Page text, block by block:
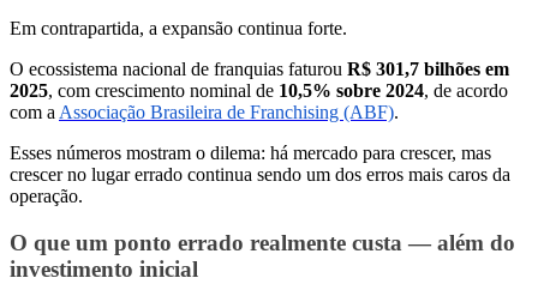
Em contrapartida, a expansão continua forte.
O ecossistema nacional de franquias faturou R$ 301,7 bilhões em
2025, com crescimento nominal de 10,5% sobre 2024, de acordo
com a Associação Brasileira de Franchising (ABF).
Esses números mostram o dilema: há mercado para crescer, mas
crescer no lugar errado continua sendo um dos erros mais caros da
operação.
O que um ponto errado realmente custa — além do
investimento inicial